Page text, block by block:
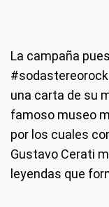
La campaña
una carta de su
famoso museo
por los cuales
Gustavo Cerati
leyendas que